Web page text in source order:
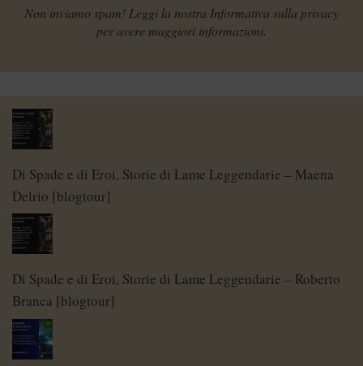
Non inviamo spam! Leggi la nostra Informativa sulla privacy
per avere maggiori informazioni.
Di Spade e di Eroi, Storie di Lame Leggendarie – Maena
Delrio [blogtour]
Di Spade e di Eroi, Storie di Lame Leggendarie – Roberto
Branca [blogtour]